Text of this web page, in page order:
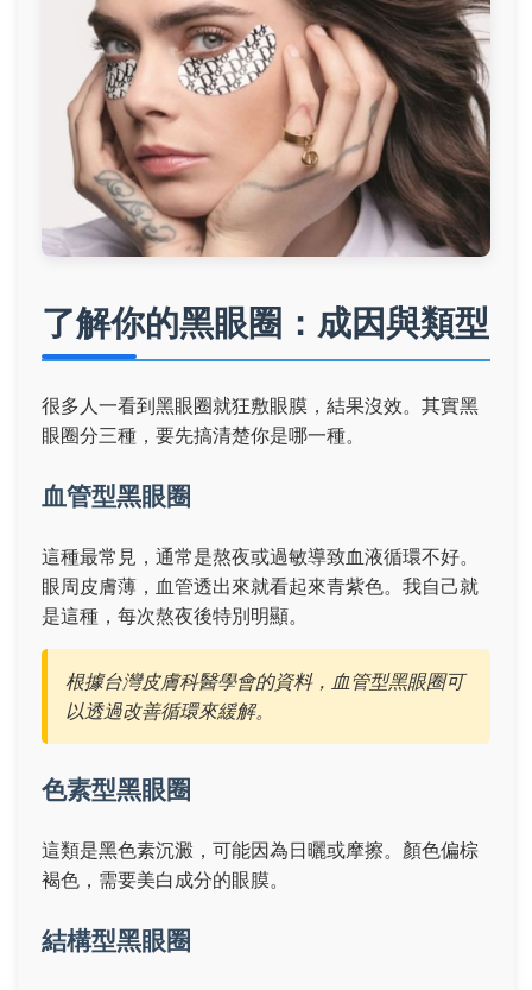
了解你的黑眼圈：成因與類型
很多人一看到黑眼圈就狂敷眼膜，結果沒效。其實黑
眼圈分三種，要先搞清楚你是哪一種。
血管型黑眼圈
這種最常見，通常是熬夜或過敏導致血液循環不好。
眼周皮膚薄，血管透出來就看起來青紫色。我自己就
是這種，每次熬夜後特別明顯。
根據台灣皮膚科醫學會的資料，血管型黑眼圈可
以透過改善循環來緩解。
色素型黑眼圈
這類是黑色素沉澱，可能因為日曬或摩擦。顏色偏棕
褐色，需要美白成分的眼膜。
結構型黑眼圈